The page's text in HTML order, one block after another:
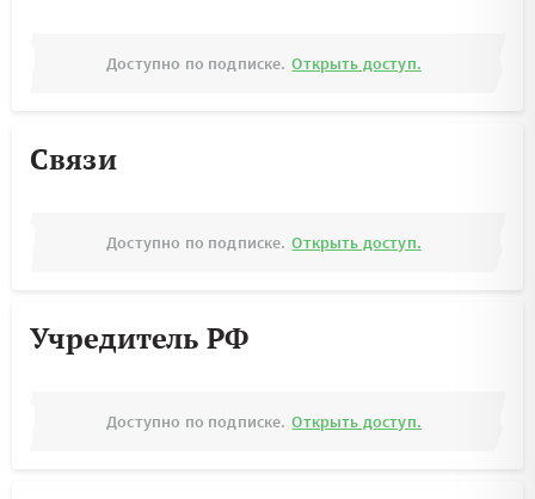
Доступно по подписке. Открыть доступ.
Связи
Доступно по подписке. Открыть доступ.
Учредитель РФ
Доступно по подписке. Открыть доступ.